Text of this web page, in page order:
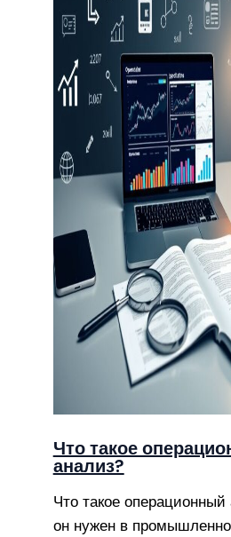
Что такое
анализ?
Что такое
он нужен в